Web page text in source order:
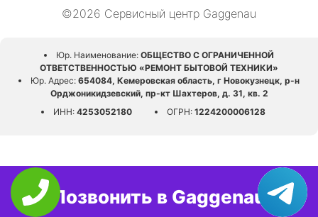
©2026 Сервисный центр Gaggenau
Юр. Наименование: ОБЩЕСТВО С ОГРАНИЧЕННОЙ
ОТВЕТСТВЕННОСТЬЮ «РЕМОНТ БЫТОВОЙ ТЕХНИКИ»
Юр. Адрес: 654084, Кемеровская область, г Новокузнецк, р-н
Орджоникидзевский, пр-кт Шахтеров, д. 31, кв. 2
ИНН: 4253052180 ОГРН: 1224200006128
Позвонить в Gaggenau